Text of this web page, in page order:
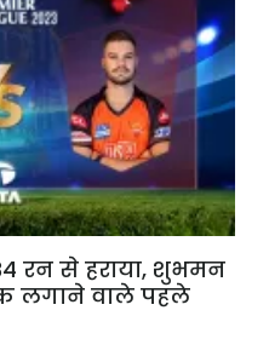
रन से हराया, शुभमन
लगाने वाले पहले